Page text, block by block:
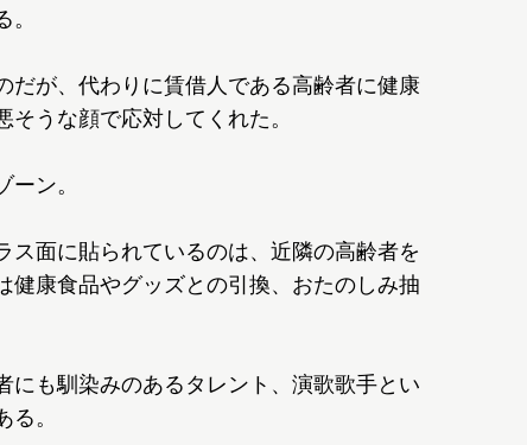
が、代わりに賃借人である高齢者に健康
うな顔で応対してくれた。
ン。
面に貼られているのは、近隣の高齢者を
康食品やグッズとの引換、おたのしみ抽
も馴染みのあるタレント、演歌歌手とい
。